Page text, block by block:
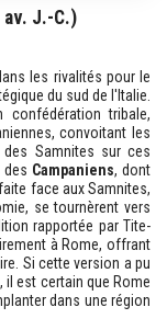
av. J.-C.)
les rivalités pour le
du sud de l'Italie.
confédération tribale,
convoitant les
des Samnites sur ces
des Campaniens, dont
face aux Samnites,
se tournèrent vers
rapportée par Tite-
à Rome, offrant
Si cette version a pu
il est certain que Rome
dans une région